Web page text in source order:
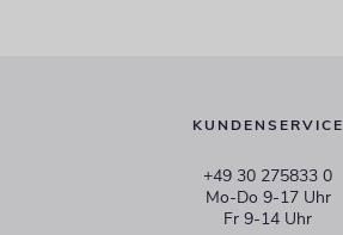
KUNDENSERVICE
+49 30 275833 0
Mo-Do 9-17 Uhr
Fr 9-14 Uhr